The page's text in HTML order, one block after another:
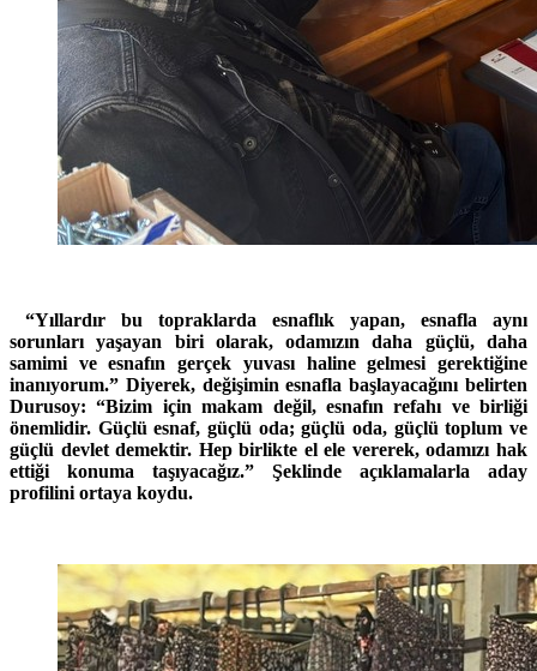
“Yıllardır bu topraklarda esnaflık yapan, esnafla aynı
sorunları yaşayan biri olarak, odamızın daha güçlü, daha
samimi ve esnafın gerçek yuvası haline gelmesi gerektiğine
inanıyorum.” Diyerek, değişimin esnafla başlayacağını belirten
Durusoy: “Bizim için makam değil, esnafın refahı ve birliği
önemlidir. Güçlü esnaf, güçlü oda; güçlü oda, güçlü toplum ve
güçlü devlet demektir. Hep birlikte el ele vererek, odamızı hak
ettiği konuma taşıyacağız.” Şeklinde açıklamalarla aday
profilini ortaya koydu.